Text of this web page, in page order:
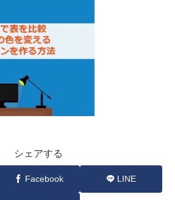
シェアする
Facebook LINE